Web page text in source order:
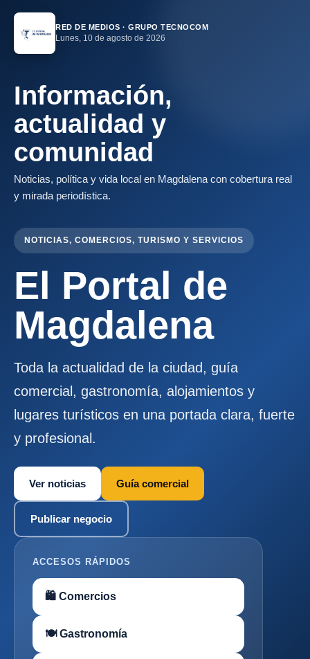
RED DE MEDIOS · GRUPO TECNOCOM
Lunes, 10 de agosto de 2026
Información,
actualidad y
comunidad
Noticias, política y vida local en Magdalena con cobertura real
y mirada periodística.
NOTICIAS, COMERCIOS, TURISMO Y SERVICIOS
El Portal de
Magdalena
Toda la actualidad de la ciudad, guía
comercial, gastronomía, alojamientos y
lugares turísticos en una portada clara, fuerte
y profesional.
Ver noticias Guía comercial
Publicar negocio
ACCESOS RÁPIDOS
🛍 Comercios
🍽 Gastronomía